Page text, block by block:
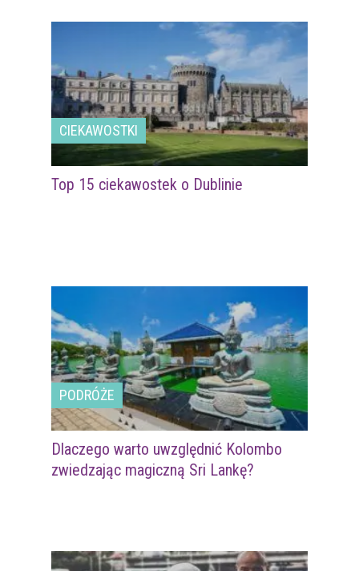
CIEKAWOSTKI
Top 15 ciekawostek o Dublinie
PODRÓŻE
Dlaczego warto uwzględnić Kolombo
zwiedzając magiczną Sri Lankę?